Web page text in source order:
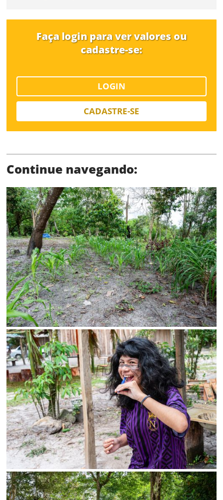
Faça login para ver valores ou
cadastre-se:
LOGIN
CADASTRE-SE
Continue navegando:
Limite de download
SALVAR